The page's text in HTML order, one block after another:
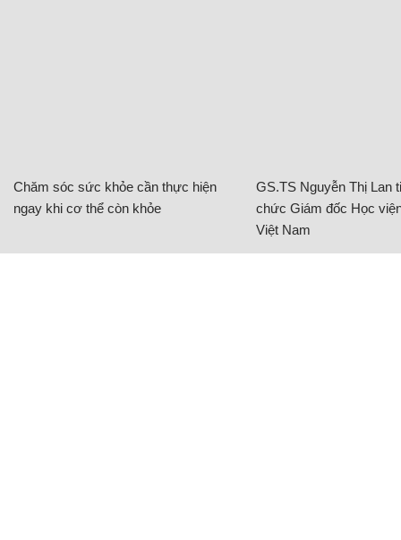
Chăm sóc sức khỏe cần thực hiện
ngay khi cơ thể còn khỏe
GS.TS Nguyễn Thị Lan
chức Giám đốc Học
Việt Nam